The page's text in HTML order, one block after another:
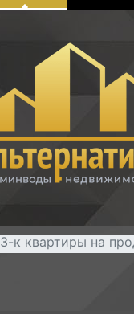
3-к квартиры на